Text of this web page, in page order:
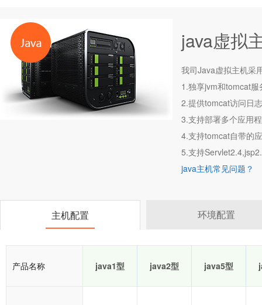
java虚拟
我司Java虚拟主机采
1.独享jvm和tomcat
2.提供tomcat访问日志
3.支持部署多个应用
4.支持tomcat自带的
5.支持
java主机常见问题？
主机配置 环境配置
产品名称 java1型 java2型 java5型